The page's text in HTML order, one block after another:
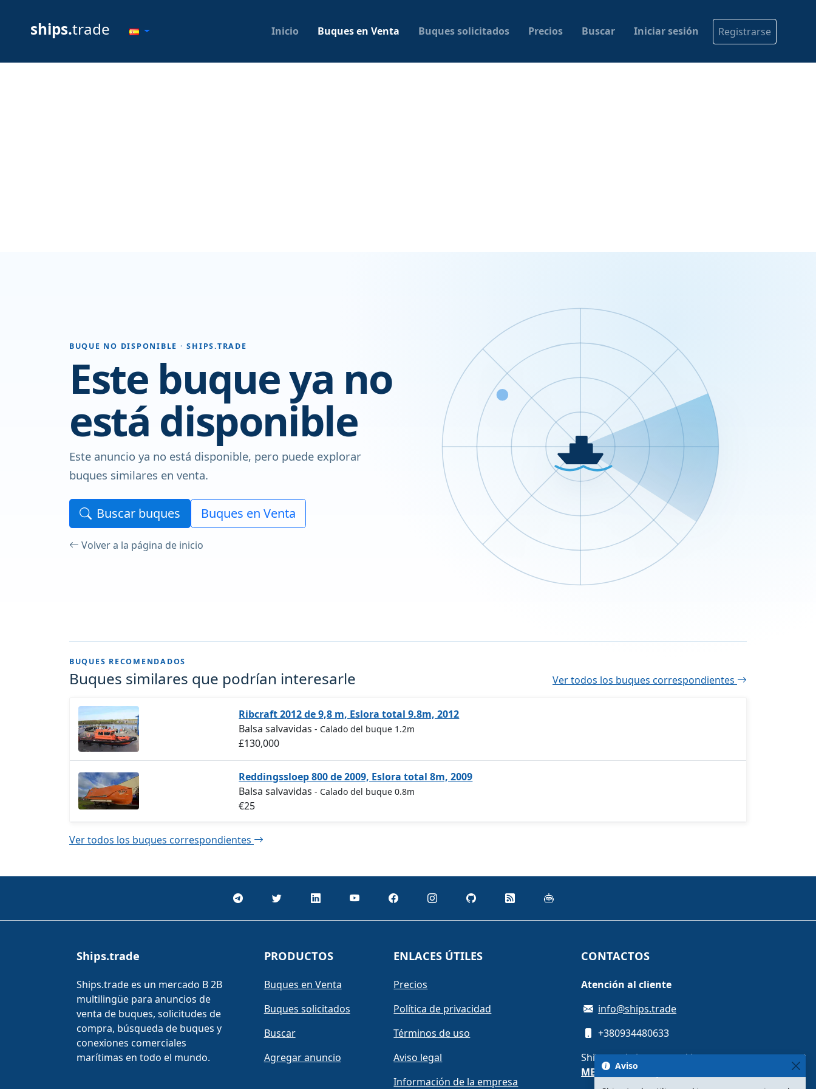
ships.trade Inicio Buques en Venta Buques solicitados Precios Buscar Iniciar sesión Registrarse
BUQUE NO DISPONIBLE · SHIPS.TRADE
Este buque ya no
está disponible
Este anuncio ya no está disponible, pero puede explorar
buques similares en venta.
Buscar buques Buques en Venta
Volver a la página de inicio
BUQUES RECOMENDADOS
Buques similares que podrían interesarle Ver todos los buques correspondientes
Ribcraft 2012 de 9,8 m, Eslora total 9.8m, 2012
Balsa salvavidas- Calado del buque 1.2m
£130,000
Reddingssloep 800 de 2009, Eslora total 8m, 2009
Balsa salvavidas- Calado del buque 0.8m
€25
Ver todos los buques correspondientes
Ships.trade
Ships.trade es un mercado B 2B
multilingüe para anuncios de
venta de buques, solicitudes de
compra, búsqueda de buques y
conexiones comerciales
marítimas en todo el mundo.
PRODUCTOS
Buques en Venta
Buques solicitados
Buscar
Agregar anuncio
ENLACES ÚTILES
Precios
Política de privacidad
Términos de uso
Aviso legal
Información de la empresa
CONTACTOS
Atención al cliente
info@ships.trade
+380934480633
Ships.trade is operated by
MB Unit media platform
Aviso